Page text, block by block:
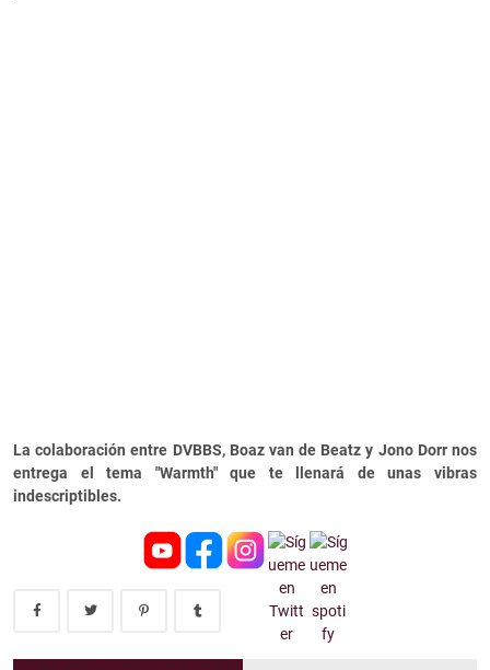
La colaboración entre DVBBS, Boaz van de Beatz y Jono Dorr nos
entrega el tema "Warmth" que te llenará de unas vibras
indescriptibles.